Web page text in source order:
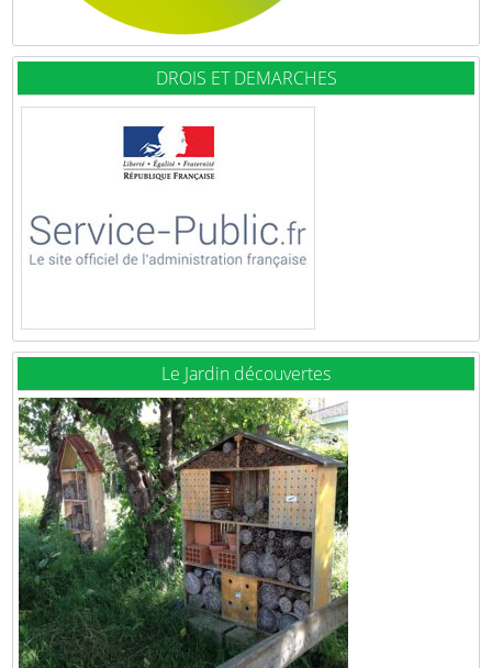
DROIS ET DEMARCHES
Le Jardin découvertes